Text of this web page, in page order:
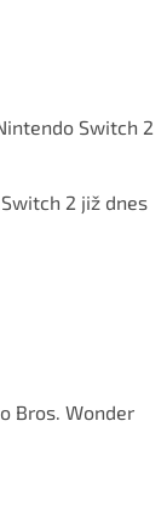
Switch 2
2 již dnes
Bros. Wonder